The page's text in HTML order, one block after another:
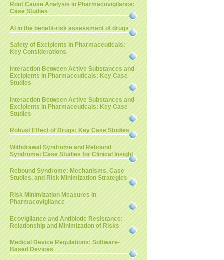
Root Cause Analysis in Pharmacovigilance:
Case Studies
AI in the benefit-risk assessment of drugs
Safety of Excipients in Pharmaceuticals:
Key Considerations
Interaction Between Active Substances and
Excipients in Pharmaceuticals: Key Case
Studies
Interaction Between Active Substances and
Excipients in Pharmaceuticals: Key Case
Studies
Robust Effect of Drugs: Key Case Studies
Withdrawal Syndrome and Rebound
Syndrome: Case Studies for Clinical Insight
Rebound Syndrome: Mechanisms, Case
Studies, and Risk Minimization Strategies
Risk Minimization Measures in
Pharmacovigilance
Ecovigilance and Antibiotic Resistance:
Relationship and Minimization of Risks
Medical Device Regulations: Software-
Based Devices